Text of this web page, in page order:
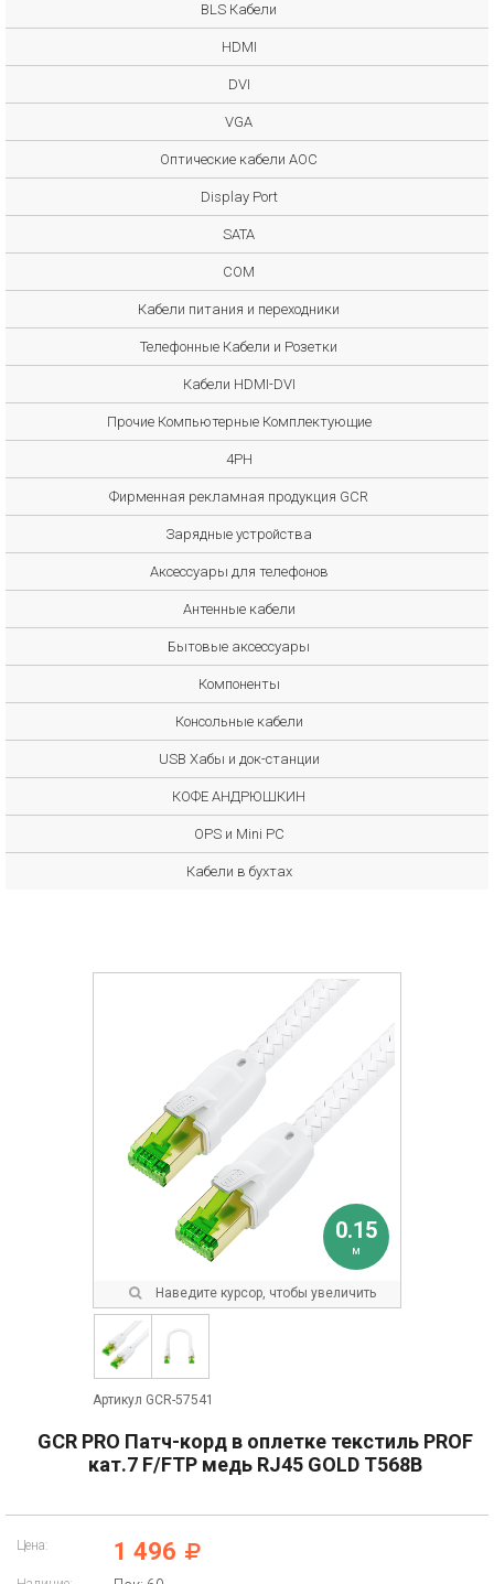
BLS Кабели
HDMI
DVI
VGA
Оптические кабели AOC
Display Port
SATA
COM
Кабели питания и переходники
Телефонные Кабели и Розетки
Кабели HDMI-DVI
Прочие Компьютерные Комплектующие
4PH
Фирменная рекламная продукция GCR
Зарядные устройства
Аксессуары для телефонов
Антенные кабели
Бытовые аксессуары
Компоненты
Консольные кабели
USB Хабы и док-станции
КОФЕ АНДРЮШКИН
OPS и Mini PC
Кабели в бухтах
0.15
м
Наведите курсор, чтобы увеличить
Артикул GCR-57541
GCR PRO Патч-корд в оплетке текстиль PROF
кат.7 F/FTP медь RJ45 GOLD T568B
Цена: 1 496